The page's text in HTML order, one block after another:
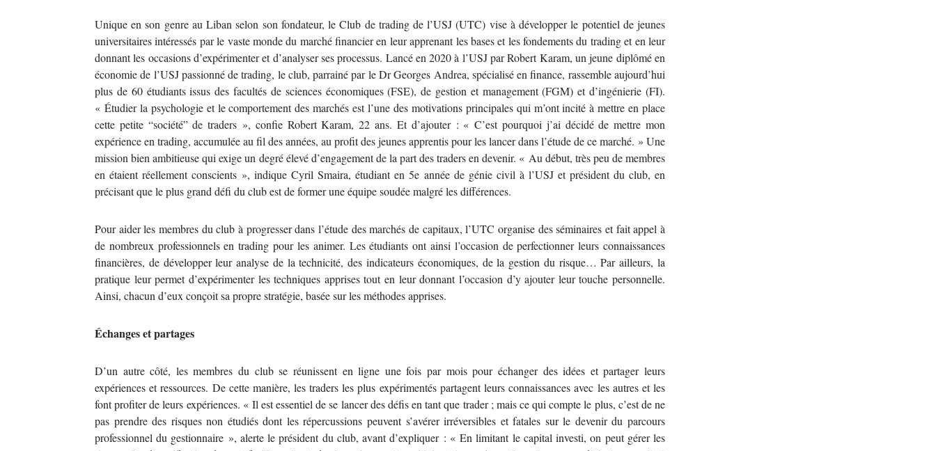
Unique en son genre au Liban selon son fondateur, le Club de trading de l’USJ (UTC) vise à développer le potentiel de jeunes
universitaires intéressés par le vaste monde du marché financier en leur apprenant les bases et les fondements du trading et en leur
donnant les occasions d’expérimenter et d’analyser ses processus. Lancé en 2020 à l’USJ par Robert Karam, un jeune diplômé en
économie de l’USJ passionné de trading, le club, parrainé par le Dr Georges Andrea, spécialisé en finance, rassemble aujourd’hui
plus de 60 étudiants issus des facultés de sciences économiques (FSE), de gestion et management (FGM) et d’ingénierie (FI).
« Étudier la psychologie et le comportement des marchés est l’une des motivations principales qui m’ont incité à mettre en place
cette petite “société” de traders », confie Robert Karam, 22 ans. Et d’ajouter : « C’est pourquoi j’ai décidé de mettre mon
expérience en trading, accumulée au fil des années, au profit des jeunes apprentis pour les lancer dans l’étude de ce marché. » Une
mission bien ambitieuse qui exige un degré élevé d’engagement de la part des traders en devenir. « Au début, très peu de membres
en étaient réellement conscients », indique Cyril Smaira, étudiant en 5e année de génie civil à l’USJ et président du club, en
précisant que le plus grand défi du club est de former une équipe soudée malgré les différences.
Pour aider les membres du club à progresser dans l’étude des marchés de capitaux, l’UTC organise des séminaires et fait appel à
de nombreux professionnels en trading pour les animer. Les étudiants ont ainsi l’occasion de perfectionner leurs connaissances
financières, de développer leur analyse de la technicité, des indicateurs économiques, de la gestion du risque… Par ailleurs, la
pratique leur permet d’expérimenter les techniques apprises tout en leur donnant l’occasion d’y ajouter leur touche personnelle.
Ainsi, chacun d’eux conçoit sa propre stratégie, basée sur les méthodes apprises.
Échanges et partages
D’un autre côté, les membres du club se réunissent en ligne une fois par mois pour échanger des idées et partager leurs
expériences et ressources. De cette manière, les traders les plus expérimentés partagent leurs connaissances avec les autres et les
font profiter de leurs expériences. « Il est essentiel de se lancer des défis en tant que trader ; mais ce qui compte le plus, c’est de ne
pas prendre des risques non étudiés dont les répercussions peuvent s’avérer irréversibles et fatales sur le devenir du parcours
professionnel du gestionnaire », alerte le président du club, avant d’expliquer : « En limitant le capital investi, on peut gérer les